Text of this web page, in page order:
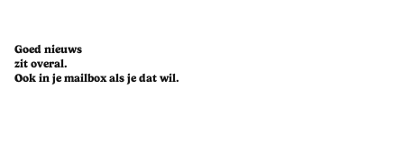
Goed nieuws
zit overal.
Ook in je mailbox als je dat wil.